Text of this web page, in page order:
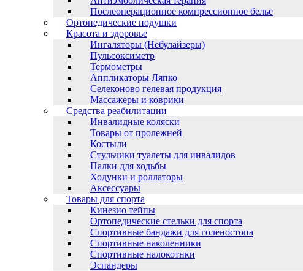
Послеоперационное компрессионное белье
Ортопедические подушки
Красота и здоровье
Ингаляторы (Небулайзеры)
Пульсоксиметр
Термометры
Аппликаторы Ляпко
Селеконово гелевая продукция
Массажеры и коврики
Средства реабилитации
Инвалидные коляски
Товары от пролежней
Костыли
Стульчики туалеты для инвалидов
Палки для ходьбы
Ходунки и роллаторы
Аксессуары
Товары для спорта
Кинезио тейпы
Ортопедические стельки для спорта
Спортивные бандажи для голеностопа
Спортивные наколенники
Спортивные налокотнки
Эспандеры